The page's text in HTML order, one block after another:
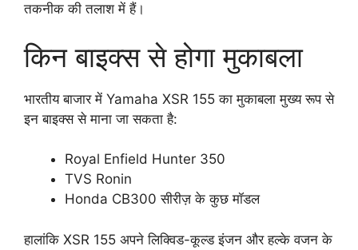
तकनीक की तलाश में हैं।
किन बाइक्स से होगा मुकाबला
भारतीय बाजार में Yamaha XSR 155 का मुकाबला मुख्य रूप से
इन बाइक्स से माना जा सकता है:
Royal Enfield Hunter 350
TVS Ronin
Honda CB300 सीरीज़ के कुछ मॉडल
हालांकि XSR 155 अपने लिक्विड-कूल्ड इंजन और हल्के वजन के